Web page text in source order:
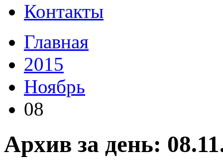
Контакты
Главная
2015
Ноябрь
08
Архив за день: